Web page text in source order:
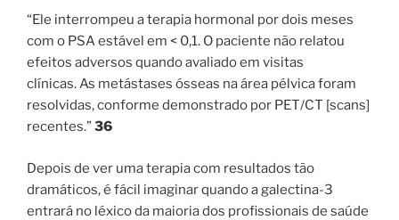
“Ele interrompeu a terapia hormonal por dois meses
com o PSA estável em < 0,1. O paciente não relatou
efeitos adversos quando avaliado em visitas
clínicas. As metástases ósseas na área pélvica foram
resolvidas, conforme demonstrado por PET/CT [scans]
recentes.”36
Depois de ver uma terapia com resultados tão
dramáticos, é fácil imaginar quando a galectina-3
entrará no léxico da maioria dos profissionais de saúde